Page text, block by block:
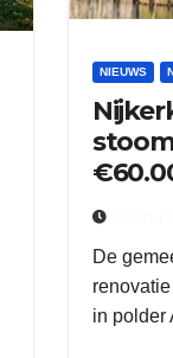
NIEUWS
De
in polder